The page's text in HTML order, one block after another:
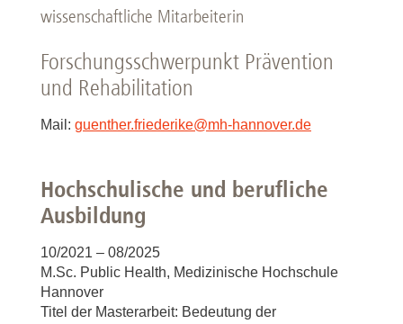
wissenschaftliche Mitarbeiterin
Forschungsschwerpunkt Prävention
und Rehabilitation
Mail: guenther.friederike@mh-hannover.de
Hochschulische und berufliche
Ausbildung
10/2021 – 08/2025
M.Sc. Public Health, Medizinische Hochschule
Hannover
Titel der Masterarbeit: Bedeutung der